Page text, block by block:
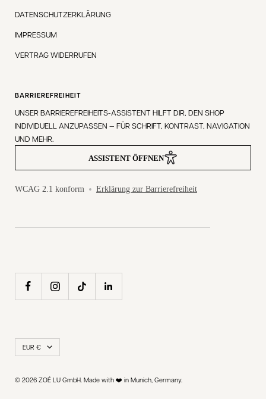
DATENSCHUTZERKLÄRUNG
IMPRESSUM
VERTRAG WIDERRUFEN
BARRIEREFREIHEIT
UNSER BARRIEREFREIHEITS-ASSISTENT HILFT DIR, DEN SHOP
INDIVIDUELL ANZUPASSEN — FÜR SCHRIFT, KONTRAST, NAVIGATION
UND MEHR.
ASSISTENT ÖFFNEN
WCAG 2.1 konform Erklärung zur Barrierefreiheit
Land/Region
EUR €
© 2026 ZOÉ LU GmbH. Made with ❤️ in Munich, Germany.